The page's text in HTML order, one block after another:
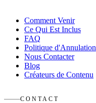
Comment Venir
Ce Qui Est Inclus
FAQ
Politique d'Annulation
Nous Contacter
Blog
Créateurs de Contenu
CONTACT